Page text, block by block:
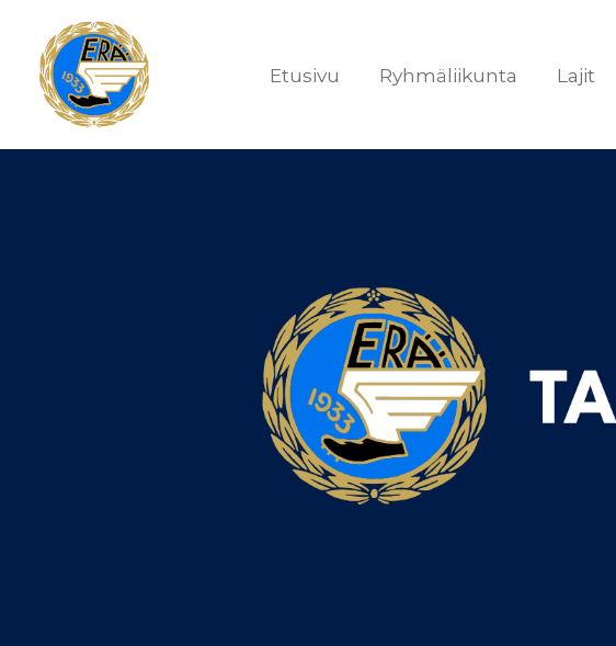
Etusivu Ryhmäliikunta Lajit